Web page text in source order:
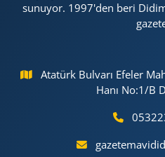
sunuyor. 1997'den beri
Atatürk Bulvarı Efeler
Hanı No:1/B